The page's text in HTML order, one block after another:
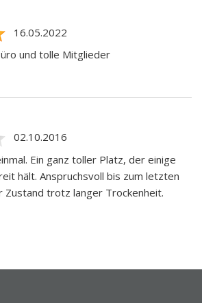
16.05.2022
und tolle Mitglieder
02.10.2016
Ein ganz toller Platz, der einige
hält. Anspruchsvoll bis zum letzten
Zustand trotz langer Trockenheit.